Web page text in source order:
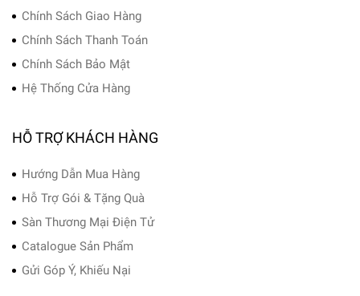
Chính Sách Giao Hàng
Chính Sách Thanh Toán
Chính Sách Bảo Mật
Hệ Thống Cửa Hàng
HỖ TRỢ KHÁCH HÀNG
Hướng Dẫn Mua Hàng
Hỗ Trợ Gói & Tặng Quà
Sàn Thương Mại Điện Tử
Catalogue Sản Phẩm
Gửi Góp Ý, Khiếu Nại